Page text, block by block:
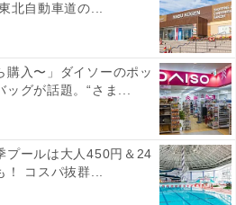
っぱい ぷちアクリルスタンド
北自動車道の...
購入〜」ダイソーのポッ
グが話題。“さま...
プールは大人450円＆24
！ コスパ抜群...